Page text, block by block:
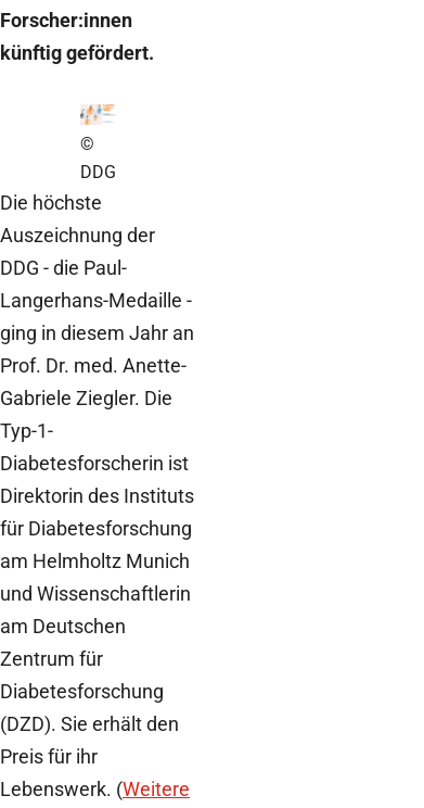
Forscher:innen
künftig gefördert.
©
DDG
Die höchste
Auszeichnung der
DDG - die Paul-
Langerhans-Medaille -
ging in diesem Jahr an
Prof. Dr. med. Anette-
Gabriele Ziegler. Die
Typ-1-
Diabetesforscherin ist
Direktorin des Instituts
für Diabetesforschung
am Helmholtz Munich
und Wissenschaftlerin
am Deutschen
Zentrum für
Diabetesforschung
(DZD). Sie erhält den
Preis für ihr
Lebenswerk. (Weitere